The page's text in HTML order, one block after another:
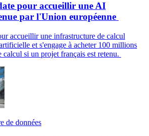
pour accueillir une AI
par l'Union européenne
accueillir une infrastructure de calcul
et s'engage à acheter 100 millions
calcul si un projet français est retenu.
de données